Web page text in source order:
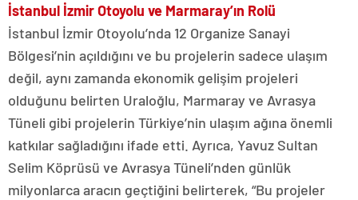
İstanbul İzmir Otoyolu ve Marmaray’ın Rolü
İstanbul İzmir Otoyolu’nda 12 Organize Sanayi
Bölgesi’nin açıldığını ve bu projelerin sadece ulaşım
değil, aynı zamanda ekonomik gelişim projeleri
olduğunu belirten Uraloğlu, Marmaray ve Avrasya
Tüneli gibi projelerin Türkiye’nin ulaşım ağına önemli
katkılar sağladığını ifade etti. Ayrıca, Yavuz Sultan
Selim Köprüsü ve Avrasya Tüneli’nden günlük
milyonlarca aracın geçtiğini belirterek, “Bu projeler